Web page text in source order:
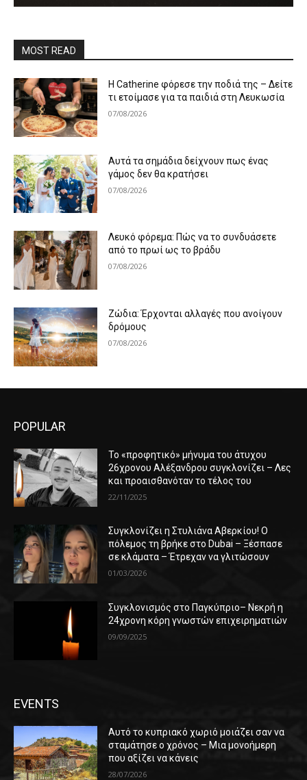
MOST READ
Η Catherine φόρεσε την ποδιά της – Δείτε
τι ετοίμασε για τα παιδιά στη Λευκωσία
07/08/2026
Αυτά τα σημάδια δείχνουν πως ένας
γάμος δεν θα κρατήσει
07/08/2026
Λευκό φόρεμα: Πώς να το συνδυάσετε
από το πρωί ως το βράδυ
07/08/2026
Ζώδια: Έρχονται αλλαγές που ανοίγουν
δρόμους
07/08/2026
POPULAR
Το «προφητικό» μήνυμα του άτυχου
26χρονου Αλέξανδρου συγκλονίζει – Λες
και προαισθανόταν το τέλος του
22/11/2025
Συγκλονίζει η Στυλιάνα Αβερκίου! Ο
πόλεμος τη βρήκε στο Dubai – Ξέσπασε
σε κλάματα – Έτρεχαν να γλιτώσουν
01/03/2026
Συγκλονισμός στο Παγκύπριο– Νεκρή η
24χρονη κόρη γνωστών επιχειρηματιών
09/09/2025
EVENTS
Αυτό το κυπριακό χωριό μοιάζει σαν να
σταμάτησε ο χρόνος – Μια μονοήμερη
που αξίζει να κάνεις
28/07/2026